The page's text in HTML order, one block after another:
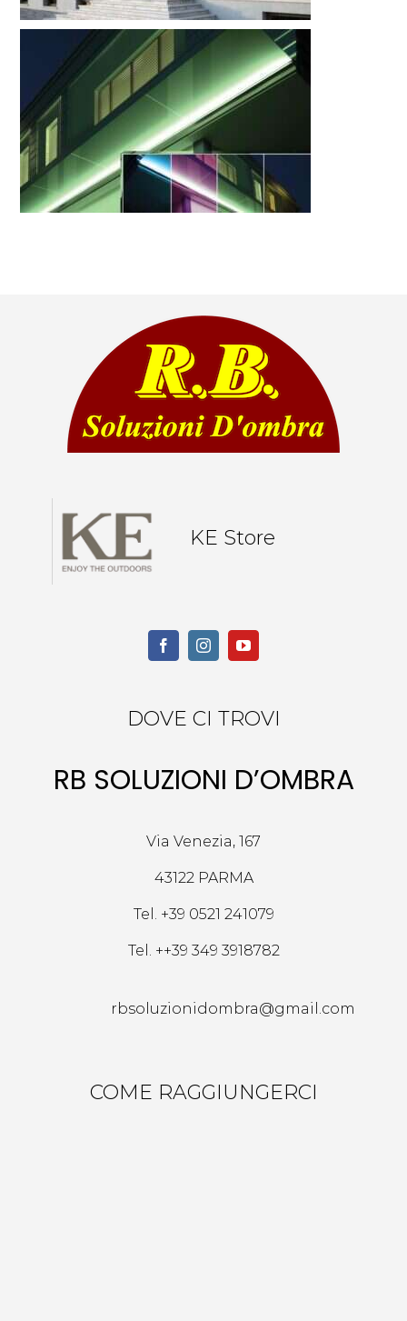
KE Store
DOVE CI TROVI
RB SOLUZIONI D’OMBRA
Via Venezia, 167
43122 PARMA
Tel. +39 0521 241079
Tel. ++39 349 3918782
rbsoluzionidombra@gmail.com
COME RAGGIUNGERCI